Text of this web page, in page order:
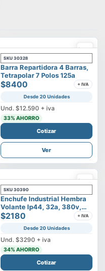
SKU 30328
Barra Repartidora 4 Barras,
Tetrapolar 7 Polos 125a
$8400 + IVA
Desde 20 Unidades
Und. $12.590 + iva
33% AHORRO
Cotizar
Ver
SKU 30390
Enchufe Industrial Hembra
Volante Ip44, 32a, 380v,
3p+t
$2180 + IVA
Desde 20 Unidades
Und. $3290 + iva
34% AHORRO
Cotizar